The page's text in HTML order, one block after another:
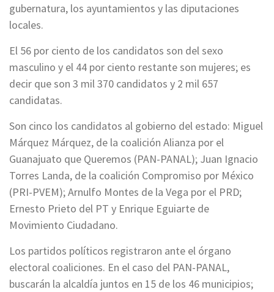
gubernatura, los ayuntamientos y las diputaciones
locales.
El 56 por ciento de los candidatos son del sexo
masculino y el 44 por ciento restante son mujeres; es
decir que son 3 mil 370 candidatos y 2 mil 657
candidatas.
Son cinco los candidatos al gobierno del estado: Miguel
Márquez Márquez, de la coalición Alianza por el
Guanajuato que Queremos (PAN-PANAL); Juan Ignacio
Torres Landa, de la coalición Compromiso por México
(PRI-PVEM); Arnulfo Montes de la Vega por el PRD;
Ernesto Prieto del PT y Enrique Eguiarte de
Movimiento Ciudadano.
Los partidos políticos registraron ante el órgano
electoral coaliciones. En el caso del PAN-PANAL,
buscarán la alcaldía juntos en 15 de los 46 municipios;